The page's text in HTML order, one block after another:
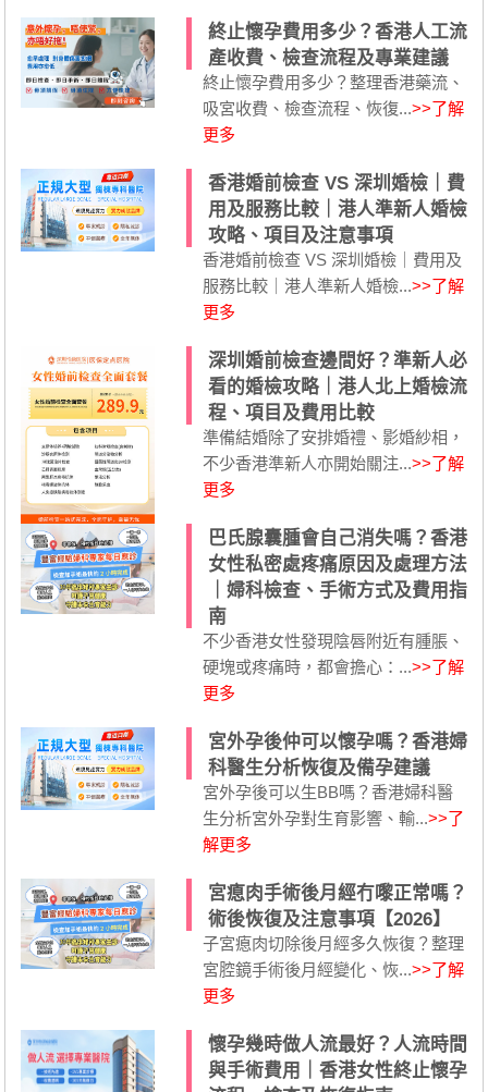
終止懷孕費用多少？香港人工流
產收費、檢查流程及專業建議
終止懷孕費用多少？整理香港藥流、
吸宮收費、檢查流程、恢復...>>了解
更多
香港婚前檢查 VS 深圳婚檢｜費
用及服務比較｜港人準新人婚檢
攻略、項目及注意事項
香港婚前檢查 VS 深圳婚檢｜費用及
服務比較｜港人準新人婚檢...>>了解
更多
深圳婚前檢查邊間好？準新人必
看的婚檢攻略｜港人北上婚檢流
程、項目及費用比較
準備結婚除了安排婚禮、影婚紗相，
不少香港準新人亦開始關注...>>了解
更多
巴氏腺囊腫會自己消失嗎？香港
女性私密處疼痛原因及處理方法
｜婦科檢查、手術方式及費用指
南
不少香港女性發現陰唇附近有腫脹、
硬塊或疼痛時，都會擔心：...>>了解
更多
宮外孕後仲可以懷孕嗎？香港婦
科醫生分析恢復及備孕建議
宮外孕後可以生BB嗎？香港婦科醫
生分析宮外孕對生育影響、輸...>>了
解更多
宮瘜肉手術後月經冇嚟正常嗎？
術後恢復及注意事項【2026】
子宮瘜肉切除後月經多久恢復？整理
宮腔鏡手術後月經變化、恢...>>了解
更多
懷孕幾時做人流最好？人流時間
與手術費用｜香港女性終止懷孕